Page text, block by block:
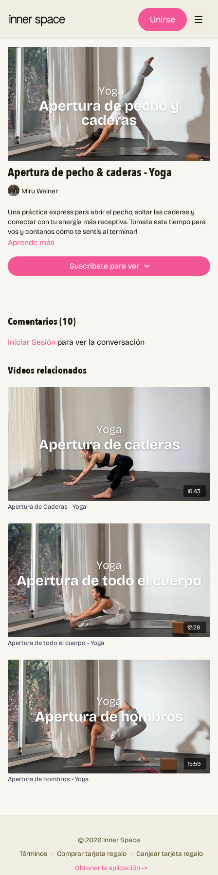
Unirse
Apertura de pecho & caderas - Yoga
Miru Weiner
Una práctica express para abrir el pecho, soltar las caderas y
conectar con tu energía más receptiva. Tomate este tiempo para
vos y contanos cómo te sentís al terminar!
Aprende más
Suscríbete para ver
Comentarios (10)
Iniciar Sesión para ver la conversación
Vídeos relacionados
16:43
Apertura de Caderas - Yoga
12:28
Apertura de todo el cuerpo - Yoga
15:59
Apertura de hombros - Yoga
© 2026 Inner Space
Términos ∙ Comprar tarjeta regalo ∙ Canjear tarjeta regalo
Obtener la aplicación ->